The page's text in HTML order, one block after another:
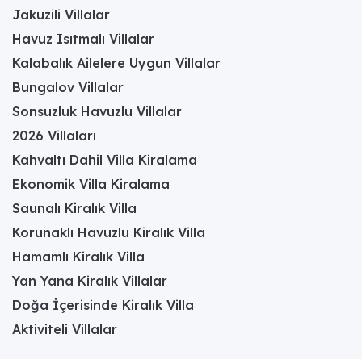
Jakuzili Villalar
Havuz Isıtmalı Villalar
Kalabalık Ailelere Uygun Villalar
Bungalov Villalar
Sonsuzluk Havuzlu Villalar
2026 Villaları
Kahvaltı Dahil Villa Kiralama
Ekonomik Villa Kiralama
Saunalı Kiralık Villa
Korunaklı Havuzlu Kiralık Villa
Hamamlı Kiralık Villa
Yan Yana Kiralık Villalar
Doğa İçerisinde Kiralık Villa
Aktiviteli Villalar